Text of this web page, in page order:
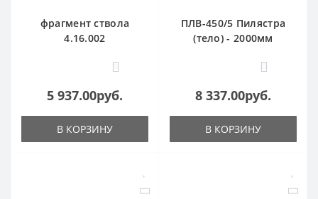
фрагмент ствола
4.16.002
0
5 937.00руб.
В КОРЗИНУ
ПЛВ-450/5 Пилястра
(тело) - 2000мм
0
8 337.00руб.
В КОРЗИНУ